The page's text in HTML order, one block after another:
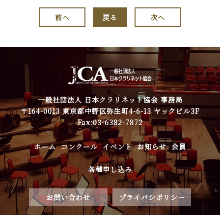
前へ 戻る 次へ
一般社団法人 日本クラリネット協会 事務局
〒164-0013 東京都中野区弥生町4-6-13 ヤックビル3F
Fax:03-6382-7872
ホーム コンクール イベント お知らせ 会員
各種申し込み
お問い合わせ プライバシポリシー